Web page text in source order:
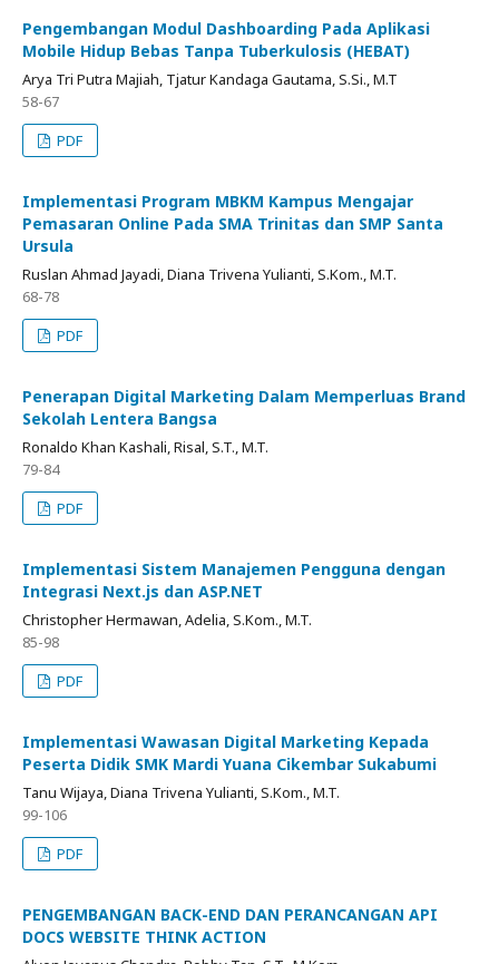
Pengembangan Modul Dashboarding Pada Aplikasi
Mobile Hidup Bebas Tanpa Tuberkulosis (HEBAT)
Arya Tri Putra Majiah, Tjatur Kandaga Gautama, S.Si., M.T
58-67
PDF
Implementasi Program MBKM Kampus Mengajar
Pemasaran Online Pada SMA Trinitas dan SMP Santa
Ursula
Ruslan Ahmad Jayadi, Diana Trivena Yulianti, S.Kom., M.T.
68-78
PDF
Penerapan Digital Marketing Dalam Memperluas Brand
Sekolah Lentera Bangsa
Ronaldo Khan Kashali, Risal, S.T., M.T.
79-84
PDF
Implementasi Sistem Manajemen Pengguna dengan
Integrasi Next.js dan ASP.NET
Christopher Hermawan, Adelia, S.Kom., M.T.
85-98
PDF
Implementasi Wawasan Digital Marketing Kepada
Peserta Didik SMK Mardi Yuana Cikembar Sukabumi
Tanu Wijaya, Diana Trivena Yulianti, S.Kom., M.T.
99-106
PDF
PENGEMBANGAN BACK-END DAN PERANCANGAN API
DOCS WEBSITE THINK ACTION